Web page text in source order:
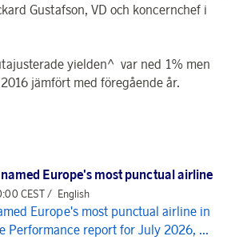
Gustafson, VD och koncernchef i
yielden^ var ned 1% men
jämfört med föregående år.
Europe's most punctual airline
CEST / English
Europe's most punctual airline in
Performance report for July 2026, ...